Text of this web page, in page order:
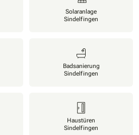
Solaranlage
Sindelfingen
Badsanierung
Sindelfingen
Haustüren
Sindelfingen